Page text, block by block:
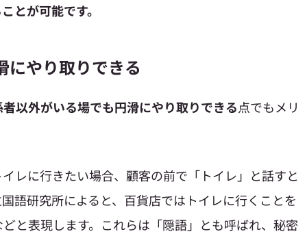
とが可能です。
にやり取りできる
以外がいる場でも円滑にやり取りできる点でもメリ
レに行きたい場合、顧客の前で「トイレ」と話すと
語研究所によると、百貨店ではトイレに行くことを
と表現します。これらは「隠語」とも呼ばれ、秘密